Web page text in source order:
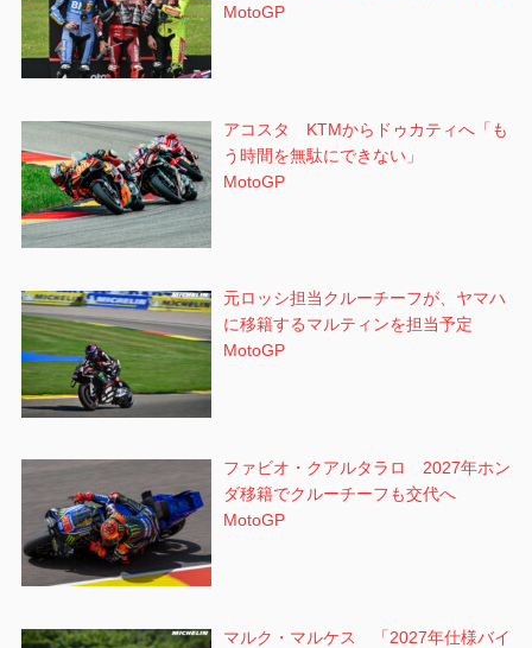
MotoGP
アコスタ KTMからドゥカティへ「も
う時間を無駄にできない」
MotoGP
元ロッシ担当クルーチーフが、ヤマハ
に移籍するマルティンを担当予定
MotoGP
ファビオ・クアルタラロ 2027年ホン
ダ移籍でクルーチーフも交代へ
MotoGP
マルク・マルケス 「2027年仕様バイ